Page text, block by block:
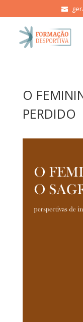
O
PERDIDO